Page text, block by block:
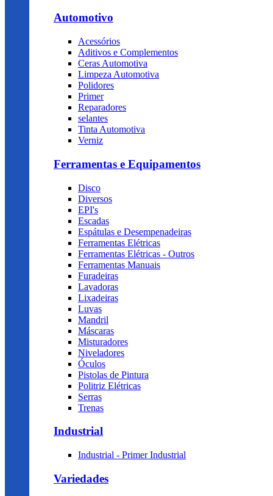
Automotivo
Acessórios
Aditivos e Complementos
Ceras Automotiva
Limpeza Automotiva
Polidores
Primer
Reparadores
selantes
Tinta Automotiva
Verniz
Ferramentas e Equipamentos
Disco
Diversos
EPI's
Escadas
Espátulas e Desempenadeiras
Ferramentas Elétricas
Ferramentas Elétricas - Outros
Ferramentas Manuais
Furadeiras
Lavadoras
Lixadeiras
Luvas
Mandril
Máscaras
Misturadores
Niveladores
Óculos
Pistolas de Pintura
Politriz Elétricas
Serras
Trenas
Industrial
Industrial - Primer Industrial
Variedades